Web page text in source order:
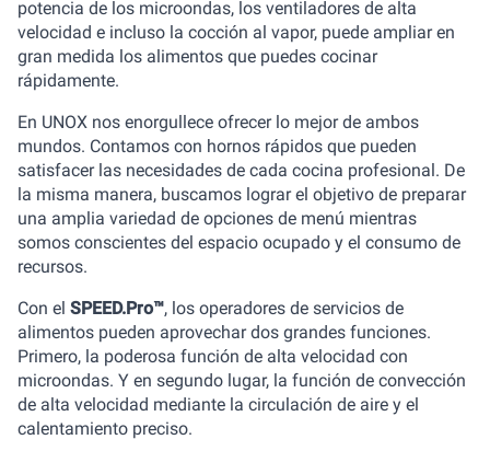
potencia de los microondas, los ventiladores de alta
velocidad e incluso la cocción al vapor, puede ampliar en
gran medida los alimentos que puedes cocinar
rápidamente.
En UNOX nos enorgullece ofrecer lo mejor de ambos
mundos. Contamos con hornos rápidos que pueden
satisfacer las necesidades de cada cocina profesional. De
la misma manera, buscamos lograr el objetivo de preparar
una amplia variedad de opciones de menú mientras
somos conscientes del espacio ocupado y el consumo de
recursos.
Con el SPEED.Pro™, los operadores de servicios de
alimentos pueden aprovechar dos grandes funciones.
Primero, la poderosa función de alta velocidad con
microondas. Y en segundo lugar, la función de convección
de alta velocidad mediante la circulación de aire y el
calentamiento preciso.